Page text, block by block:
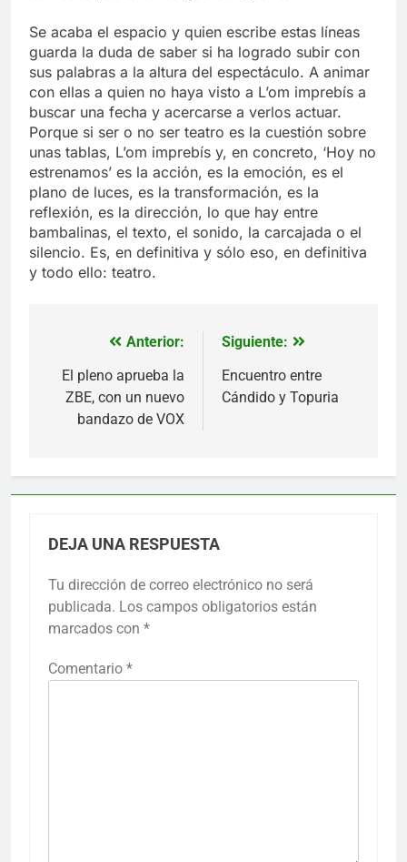
Se acaba el espacio y quien escribe estas líneas
guarda la duda de saber si ha logrado subir con
sus palabras a la altura del espectáculo. A animar
con ellas a quien no haya visto a L’om imprebís a
buscar una fecha y acercarse a verlos actuar.
Porque si ser o no ser teatro es la cuestión sobre
unas tablas, L’om imprebís y, en concreto, ‘Hoy no
estrenamos’ es la acción, es la emoción, es el
plano de luces, es la transformación, es la
reflexión, es la dirección, lo que hay entre
bambalinas, el texto, el sonido, la carcajada o el
silencio. Es, en definitiva y sólo eso, en definitiva
y todo ello: teatro.
Navegación
de
entradas
Anterior:
El pleno aprueba la
ZBE, con un nuevo
bandazo de VOX
Siguiente:
Encuentro entre
Cándido y Topuria
DEJA UNA RESPUESTA
Tu dirección de correo electrónico no será
publicada. Los campos obligatorios están
marcados con *
Comentario *